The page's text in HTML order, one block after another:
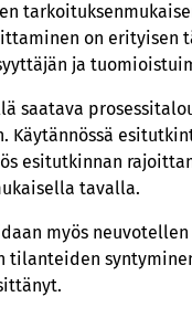
kohtaan
osoittaminen
epäselvyys
etu
on erityisen
ja
saatava
Käytännössä
esitutkinnan
tavalla.
myös
tilanteiden